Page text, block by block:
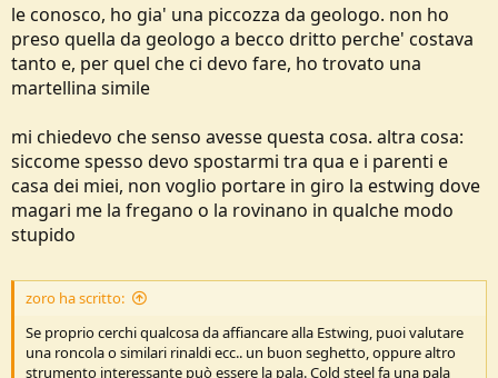
le conosco, ho gia' una piccozza da geologo. non ho
preso quella da geologo a becco dritto perche' costava
tanto e, per quel che ci devo fare, ho trovato una
martellina simile
mi chiedevo che senso avesse questa cosa. altra cosa:
siccome spesso devo spostarmi tra qua e i parenti e
casa dei miei, non voglio portare in giro la estwing dove
magari me la fregano o la rovinano in qualche modo
stupido
zoro ha scritto:
Se proprio cerchi qualcosa da affiancare alla Estwing, puoi valutare
una roncola o similari rinaldi ecc.. un buon seghetto, oppure altro
strumento interessante può essere la pala. Cold steel fa una pala